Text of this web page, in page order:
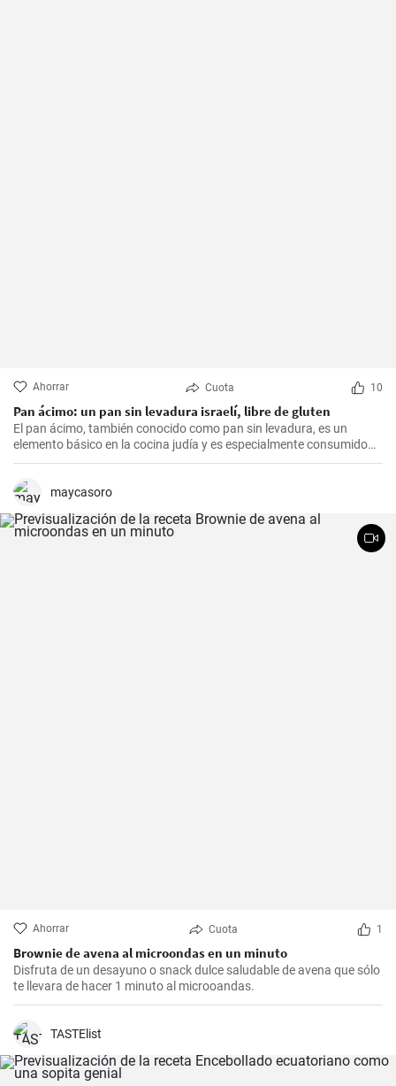
Ahorrar Cuota 10
Pan ácimo: un pan sin levadura israelí, libre de gluten
El pan ácimo, también conocido como pan sin levadura, es un
elemento básico en la cocina judía y es especialmente consumido
durante Pesaj. En esta receta, te mostraré cómo hacer tu propio
maycasoro
Ahorrar Cuota 1
Brownie de avena al microondas en un minuto
Disfruta de un desayuno o snack dulce saludable de avena que sólo
te llevara de hacer 1 minuto al microoandas.
TASTElist